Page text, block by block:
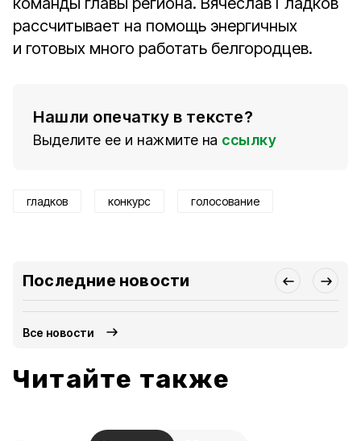
рассчитывает на помощь энергичных
и готовых много работать белгородцев.
Нашли опечатку в тексте?
Выделите ее и нажмите на ссылку
гладков конкурс голосование
Последние новости
Все новости
Читайте также